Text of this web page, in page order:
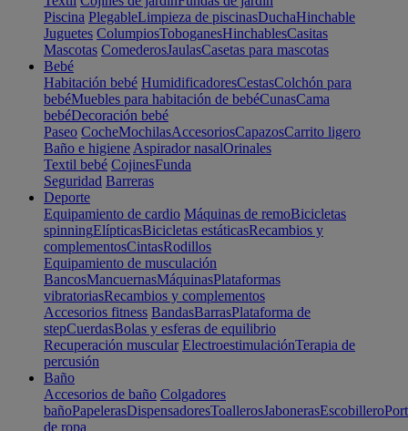
Piscina PlegableLimpieza de piscinasDuchaHinchable
Juguetes ColumpiosToboganesHinchablesCasitas
Mascotas ComederosJaulasCasetas para mascotas
Bebé
Habitación bebé HumidificadoresCestasColchón para
bebéMuebles para habitación de bebéCunasCama
bebéDecoración bebé
Paseo CocheMochilasAccesoriosCapazosCarrito ligero
Baño e higiene Aspirador nasalOrinales
Textil bebé CojinesFunda
Seguridad Barreras
Deporte
Equipamiento de cardio Máquinas de remoBicicletas
spinningElípticasBicicletas estáticasRecambios y
complementosCintasRodillos
Equipamiento de musculación
BancosMancuernasMáquinasPlataformas
vibratoriasRecambios y complementos
Accesorios fitness BandasBarrasPlataforma de
stepCuerdasBolas y esferas de equilibrio
Recuperación muscular ElectroestimulaciónTerapia de
percusión
Baño
Accesorios de baño Colgadores
bañoPapelerasDispensadoresToallerosJabonerasEscobillero
de ropa